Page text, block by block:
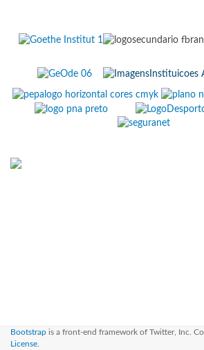
Bootstrap is a front-end framework of Twitter, Inc.
License.